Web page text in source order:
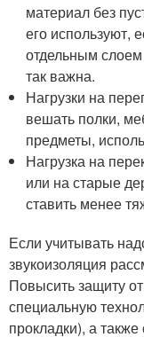
материал без
его используют,
отдельным
так важна.
Нагрузки на
вешать полки,
предметы,
Нагрузка на
или на старые
ставить менее
Если учитывать
звукоизоляция
Повысить защиту
специальную
прокладки), а